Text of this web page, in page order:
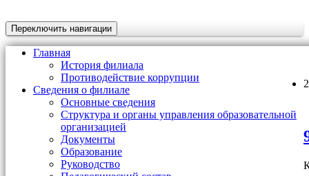
Переключить навигации
Главная
История филиала
Противодействие коррупции
Сведения о филиале
Основные сведения
Структура и органы управления образовательной
организацией
Документы
Образование
Руководство